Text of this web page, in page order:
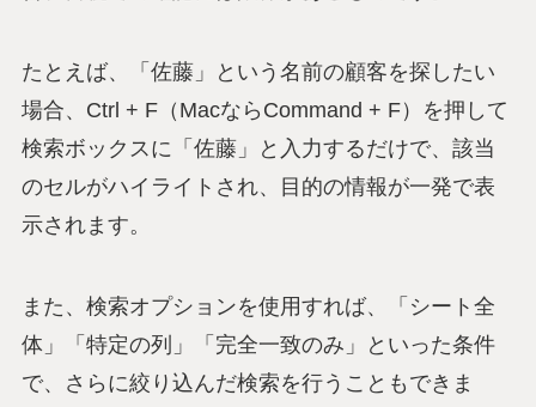
たとえば、「佐藤」という名前の顧客を探したい
場合、Ctrl + F（MacならCommand + F）を押して
検索ボックスに「佐藤」と入力するだけで、該当
のセルがハイライトされ、目的の情報が一発で表
示されます。
また、検索オプションを使用すれば、「シート全
体」「特定の列」「完全一致のみ」といった条件
で、さらに絞り込んだ検索を行うこともできま